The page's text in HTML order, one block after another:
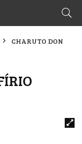
CHARUTO DON